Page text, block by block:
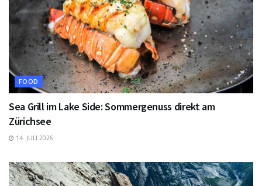
FOOD
Sea Grill im Lake Side: Sommergenuss direkt am
Zürichsee
14. JULI 2026